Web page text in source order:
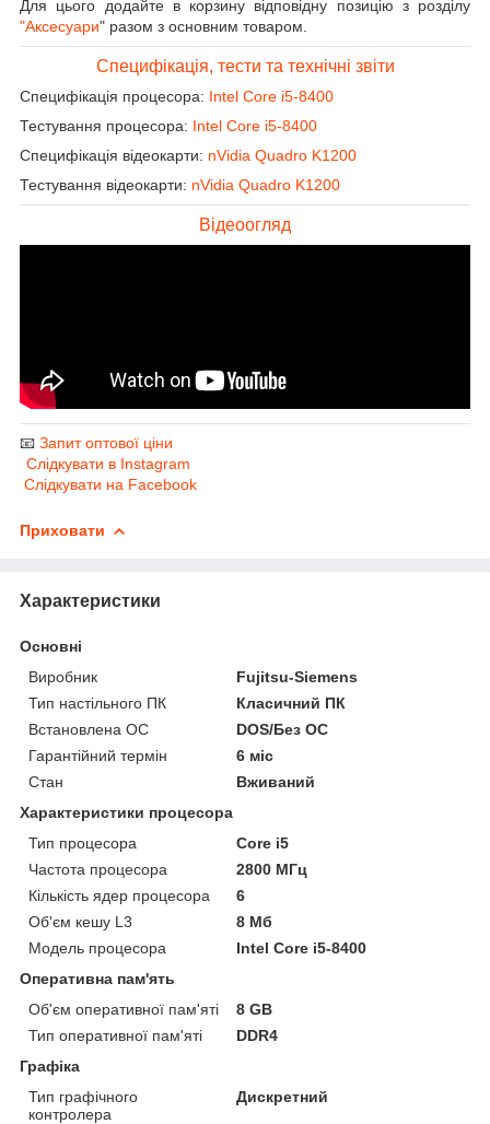
Для цього додайте в корзину відповідну позицію з розділу
"Аксесуари" разом з основним товаром.
Специфікація, тести та технічні звіти
Специфікація процесора: Intel Core i5-8400
Тестування процесора: Intel Core i5-8400
Специфікація відеокарти: nVidia Quadro K1200
Тестування відеокарти: nVidia Quadro K1200
Відеоогляд
📧 Запит оптової ціни
Слідкувати в Instagram
Слідкувати на Facebook
Приховати
Характеристики
Основні
Виробник
Fujitsu-Siemens
Тип настільного ПК
Класичний ПК
Встановлена ОС
DOS/Без ОС
Гарантійний термін
6 міс
Стан
Вживаний
Характеристики процесора
Тип процесора
Core i5
Частота процесора
2800 МГц
Кількість ядер процесора
6
Об'єм кешу L3
8 Мб
Модель процесора
Intel Core i5-8400
Оперативна пам'ять
Об'єм оперативної пам'яті
8 GB
Тип оперативної пам'яті
DDR4
Графіка
Тип графічного
контролера
Дискретний